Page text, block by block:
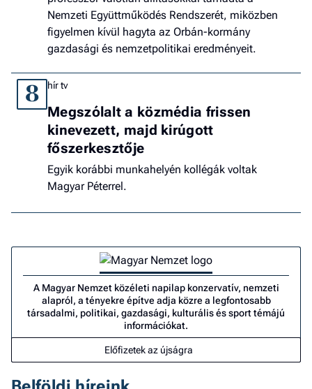
Nemzeti Együttműködés Rendszerét, miközben
figyelmen kívül hagyta az Orbán-kormány
gazdasági és nemzetpolitikai eredményeit.
8 hír tv
Megszólalt a közmédia frissen
kinevezett, majd kirúgott
főszerkesztője
Egyik korábbi munkahelyén kollégák voltak
Magyar Péterrel.
A Magyar Nemzet közéleti napilap konzervatív, nemzeti
alapról, a tényekre építve adja közre a legfontosabb
társadalmi, politikai, gazdasági, kulturális és sport témájú
információkat.
Előfizetek az újságra